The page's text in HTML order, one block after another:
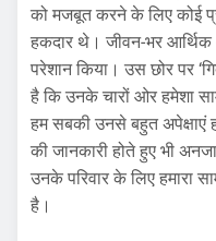
को मजबूत करने के लिए कोई
हकदार थे। जीवन-भर
परेशान किया। उस छोर पर
है कि उनके चारों ओर हमेशा
हम सबकी उनसे बहुत अपेक्षाएं
की जानकारी होते हुए भी
उनके परिवार के लिए हमारा
है।